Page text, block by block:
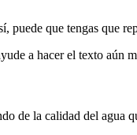
puede que tengas que
a hacer el texto aún
de la calidad del agua